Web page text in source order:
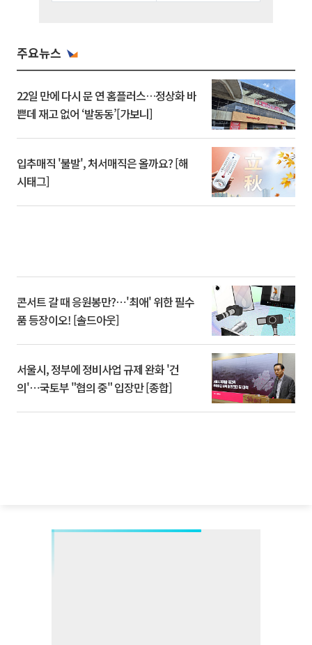
주요뉴스
22일 만에 다시 문 연 홈플러스…정상화 바
쁜데 재고 없어 ‘발동동’[가보니]
입추매직 '불발', 처서매직은 올까요? [해
시태그]
콘서트 갈 때 응원봉만?⋯'최애' 위한 필수
품 등장이오! [솔드아웃]
서울시, 정부에 정비사업 규제 완화 '건
의'⋯국토부 "협의 중" 입장만 [종합]